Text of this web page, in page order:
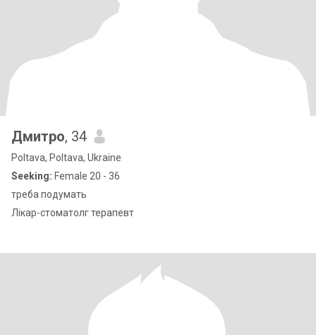
Дмитро, 34
Poltava, Poltava, Ukraine
Seeking: Female 20 - 36
треба подумать
Лікар-стоматолг терапевт